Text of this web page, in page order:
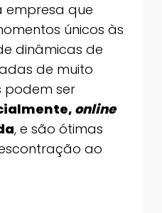
empresa que
únicos às
dinâmicas de
de muito
podem ser
online
, e são ótimas
ao